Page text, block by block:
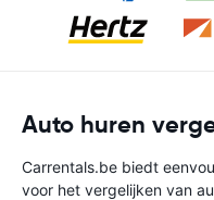
Auto huren
Carrentals.be biedt
voor het vergelijken van